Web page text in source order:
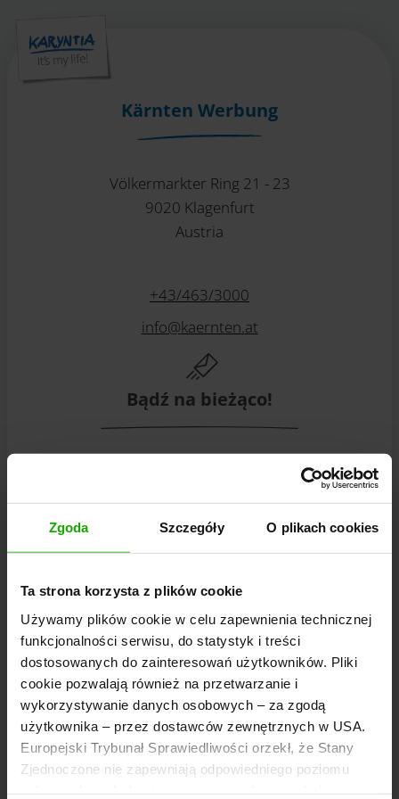
Zgoda Szczegóły O plikach cookies
Ta strona korzysta z plików cookie
Używamy plików cookie w celu zapewnienia technicznej
funkcjonalności serwisu, do statystyk i treści
dostosowanych do zainteresowań użytkowników. Pliki
cookie pozwalają również na przetwarzanie i
wykorzystywanie danych osobowych – za zgodą
użytkownika – przez dostawców zewnętrznych w USA.
Europejski Trybunał Sprawiedliwości orzekł, że Stany
Zjednoczone nie zapewniają odpowiedniego poziomu
Kärnten Werbung
Völkermarkter Ring 21 - 23
9020 Klagenfurt
Austria
+43/463/3000
info@kaernten at
Bądź na bieżąco!
Subskrybuj nasz bezpłatny karyncki biuletyn
Odkryj wycieczki
Informacje i wskazówki dotyczące turystyki pieszej,
rowerowej, biegania, wspinaczki, skitouringu,
freeride'u i jazdy na motocyklu.